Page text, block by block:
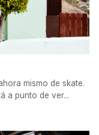
mismo de skate.
a punto de ver...